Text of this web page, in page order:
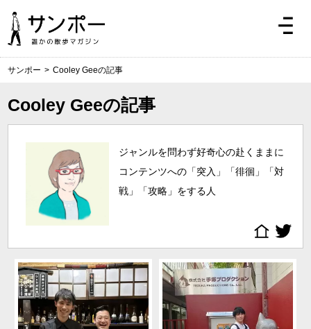
サンポー > Cooley Geeの記事
Cooley Geeの記事
ジャンルを問わず好奇心の赴くままに
コンテンツへの「突入」「徘徊」「対
戦」「攻略」をする人